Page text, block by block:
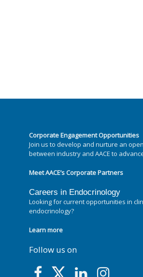
Corporate Engagement Opportunities
Join us to develop and nurture an
between industry and AACE to
Meet AACE’s Corporate Partners
Careers in Endocrinology
Looking for current opportunities in
endocrinology?
Learn more
Follow us on